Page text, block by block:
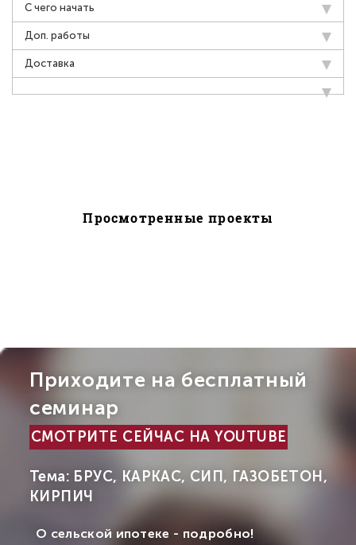
С чего начать
Доп. работы
Доставка
Просмотренные проекты
Приходите на бесплатный
семинар
СМОТРИТЕ СЕЙЧАС НА YOUTUBE
Тема: БРУС, КАРКАС, СИП, ГАЗОБЕТОН,
КИРПИЧ
О сельской ипотеке - подробно!